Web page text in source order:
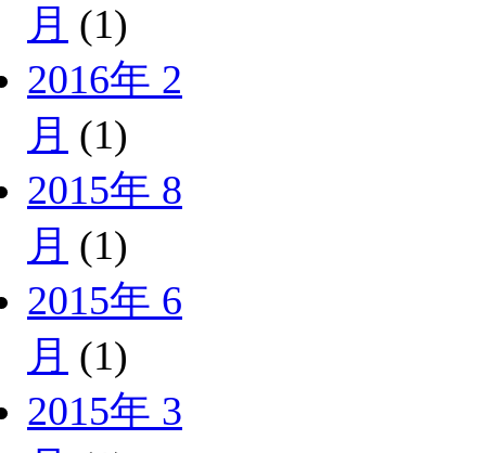
月 (1)
2016年 2
月 (1)
2015年 8
月 (1)
2015年 6
月 (1)
2015年 3